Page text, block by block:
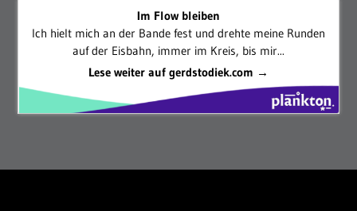
Im Flow bleiben
Ich hielt mich an der Bande fest und drehte meine Runden
auf der Eisbahn, immer im Kreis, bis mir...
Lese weiter auf gerdstodiek.com →